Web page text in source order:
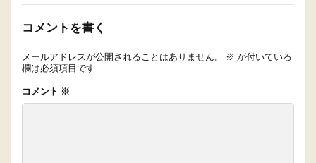
コメントを書く
メールアドレスが公開されることはありません。 ※ が付いている
欄は必須項目です
コメント ※